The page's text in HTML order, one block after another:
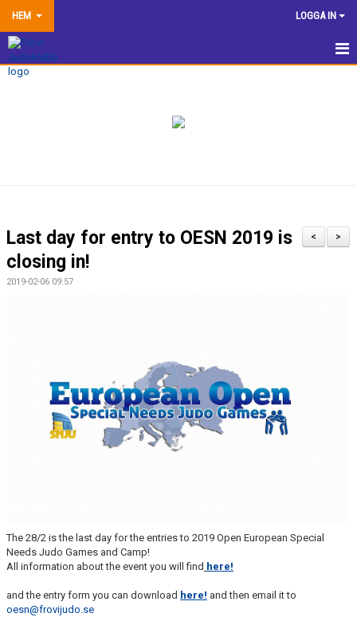
HEM LOGGA IN
HEM
DOKUMENTBANK
>
<
Last day for entry to OESN 2019 is
closing in!
2019-02-06 09:57
The 28/2 is the last day for the entries to 2019 Open European Special
Needs Judo Games and Camp!
All information about the event you will find here!
and the entry form you can download here! and then email it to
oesn@frovijudo.se